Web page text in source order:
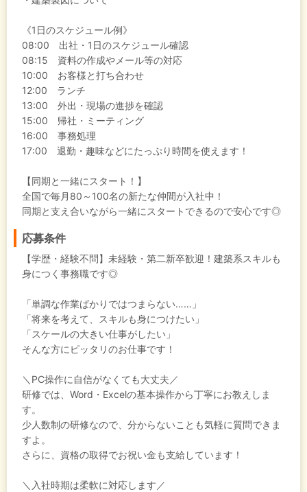
《1日のスケジュール例》
08:00 出社・1日のスケジュール確認
08:15 資料の作成やメール等の対応
10:00 お客様と打ち合わせ
12:00 ランチ
13:00 外出・現場の進捗を確認
15:00 帰社・ミーティング
16:00 事務処理
17:00 退勤・趣味などにたっぷり時間を使えます！
【同期と一緒にスタート！】
全国で毎月80～100名の新たな仲間が入社中！
同期と支え合いながら一緒にスタートできるので安心です◎
応募条件
【学歴・経験不問】未経験・第二新卒歓迎！建築系スキルも
身につく事務職です◎
「単調な作業ばかりではつまらない……」
「将来を考えて、スキルも身につけたい」
「スケールの大きい仕事がしたい」
そんな方にピッタリのお仕事です！
＼PC操作に自信がなくても大丈夫／
研修では、Word・Excelの基本操作から丁寧にお教えしま
す。
少人数制の研修なので、分からないことも気軽に質問できま
すよ。
さらに、資格の取得でお祝い金も支給しています！
＼入社時期は柔軟に対応します／